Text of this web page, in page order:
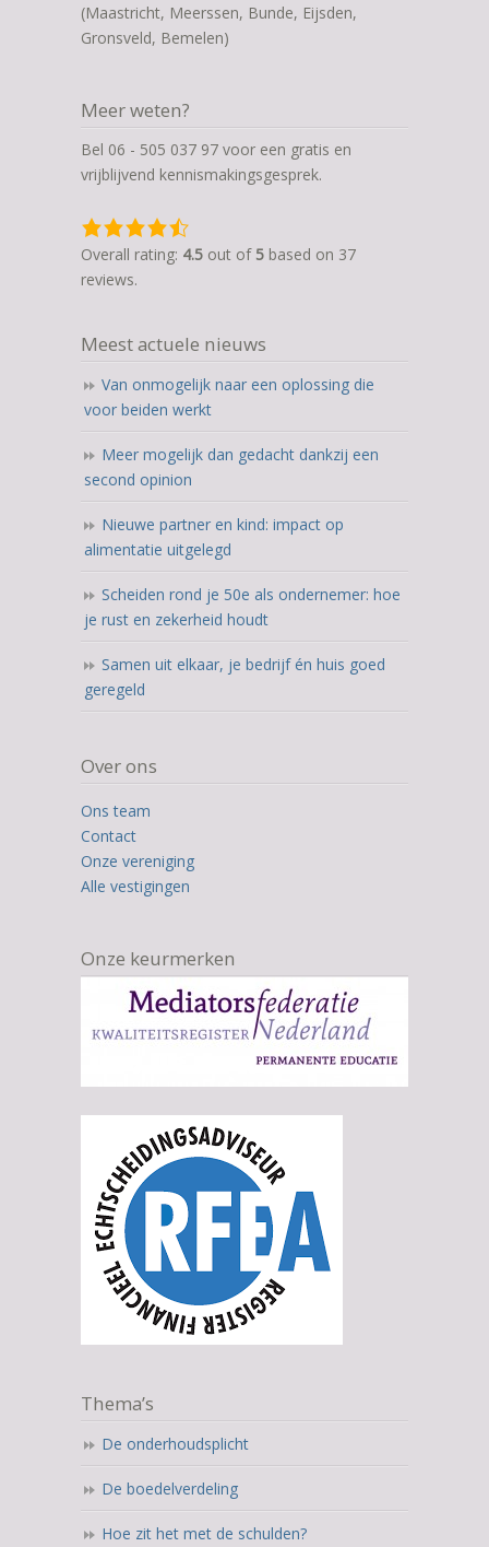
(Maastricht, Meerssen, Bunde, Eijsden,
Gronsveld, Bemelen)
Meer weten?
Bel 06 - 505 037 97 voor een gratis en
vrijblijvend kennismakingsgesprek.
4,5
rating
based
ratings
Overall rating: 4.5 out of 5 based on 37
reviews.
Meest actuele nieuws
Van onmogelijk naar een oplossing die
voor beiden werkt
Meer mogelijk dan gedacht dankzij een
second opinion
Nieuwe partner en kind: impact op
alimentatie uitgelegd
Scheiden rond je 50e als ondernemer: hoe
je rust en zekerheid houdt
Samen uit elkaar, je bedrijf én huis goed
geregeld
Over ons
Ons team
Contact
Onze vereniging
Alle vestigingen
Onze keurmerken
Thema’s
De onderhoudsplicht
De boedelverdeling
Hoe zit het met de schulden?